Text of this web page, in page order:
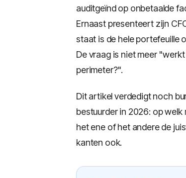
auditgeïnd op onbetaalde
Ernaast presenteert zijn
staat is de hele portefeuille
De vraag is niet meer
perimeter?".
Dit artikel verdedigt noch
bestuurder in 2026: op
het ene of het andere de
kanten ook.